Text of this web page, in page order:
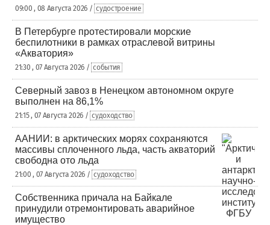
09:00 , 08 Августа 2026 / судостроение
В Петербурге протестировали морские
беспилотники в рамках отраслевой витрины
«Акватория»
21:30 , 07 Августа 2026 / события
Северный завоз в Ненецком автономном округе
выполнен на 86,1%
21:15 , 07 Августа 2026 / судоходство
ААНИИ: в арктических морях сохраняются
массивы сплоченного льда, часть акваторий
свободна ото льда
21:00 , 07 Августа 2026 / судоходство
Собственника причала на Байкале
принудили отремонтировать аварийное
имущество